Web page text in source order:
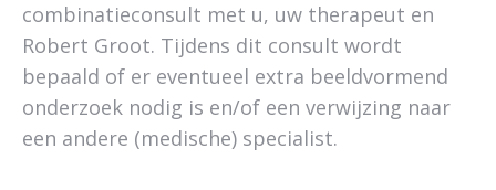
combinatieconsult met u, uw therapeut en
Robert Groot. Tijdens dit consult wordt
bepaald of er eventueel extra beeldvormend
onderzoek nodig is en/of een verwijzing naar
een andere (medische) specialist.